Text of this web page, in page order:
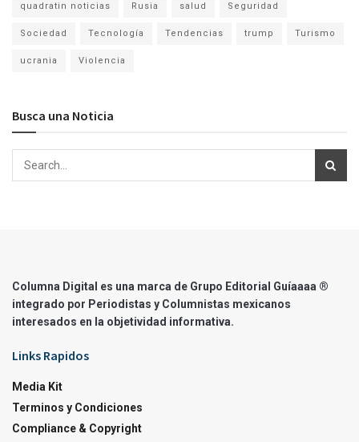
quadratin noticias Rusia salud Seguridad
Sociedad Tecnología Tendencias trump Turismo
ucrania Violencia
Busca una Noticia
Columna Digital es una marca de Grupo Editorial Guíaaaa ®
integrado por Periodistas y Columnistas mexicanos
interesados en la objetividad informativa.
Links Rapidos
Media Kit
Terminos y Condiciones
Compliance & Copyright